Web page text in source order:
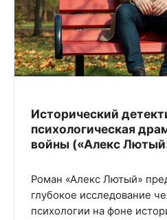
Исторический
психологическая
войны («Алекс
Роман «Алекс Лютый»
глубокое исследование
психологии на фоне